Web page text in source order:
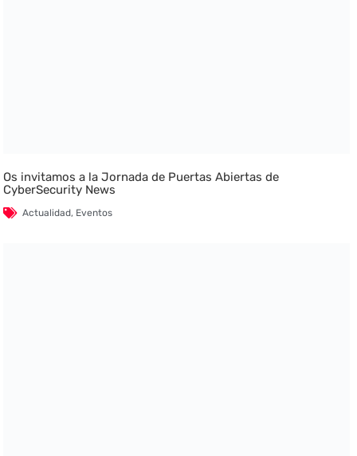
Os invitamos a la Jornada de Puertas Abiertas de
CyberSecurity News
Actualidad, Eventos